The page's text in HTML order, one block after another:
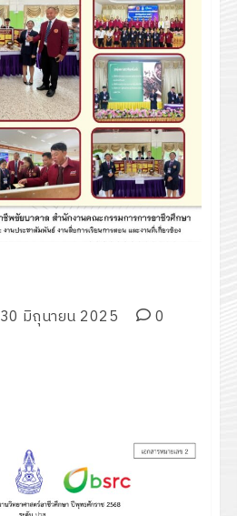
30 มิถุนายน 2025 0